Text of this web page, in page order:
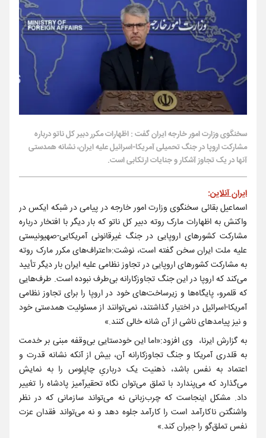
سخنگوی وزارت امور خارجه ایران گفت : اظهارات مکرر دبیر کل ناتو درباره
مشارکت اروپا در جنگ تحمیلی آمریکا-اسرائیل علیه ایران، نشانه همدستی
آنها در یک تجاوز آشکار و جنایات ارتکابی است.
ایران آنلاین:
اسماعیل بقائی سخنگوی وزارت امور خارجه در پیامی در شبکه ایکس در
واکنش به اظهارات مارک روته دبیر کل ناتو که بار دیگر با افتخار درباره
مشارکت کشورهای اروپایی در جنگ غیرقانونی آمریکایی-صهیونیستی
علیه ملت ایران سخن گفته است، نوشت:«اعتراف‌های مکرر مارک روته
به مشارکت کشورهای اروپایی در تجاوز نظامی علیه ایران بار دیگر تأیید
می‌کند که اروپا در این جنگ تجاوزکارانه بی‌طرف نبوده است. طرف‌هایی
که قلمرو، پایگاه‌ها و زیرساخت‌های خود در اروپا را برای تجاوز نظامی
آمریکا-اسرائیل در اختیار گذاشتند، نمی‌توانند از مسئولیت همدستی خود
و نیز پیامدهای ناشی از آن شانه خالی کنند.»
به گزارش ایرنا، وی افزود:«اما این خودستایی بی‌وقفه مبنی بر خدمت
به قلدری آمریکا و جنگ تجاوزکارانه آن، بیش از آنکه نشانه قدرت و
اعتماد به نفس باشد، ذهنیت یک درباریِ چاپلوس را به نمایش
می‌گذارد که می‌پندارد با تملق می‌توان نگاه تحقیرآمیز پادشاه را تغییر
داد. مشکل اینجاست که چرب‌زبانی نه می‌تواند سازمانی که در نظر
واشنگتن ناکارآمد است را کارآمد جلوه دهد و نه می‌تواند فقدان عزت
نفس تملق‌گو را جبران کند.»